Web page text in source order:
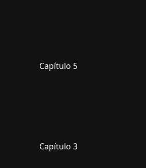
Capítulo 5
Capítulo 3